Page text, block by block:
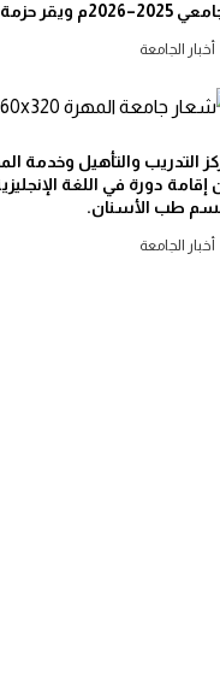
ويقر حزمة من القرارات والتوصيات
أخبار الجامعة
التدريب والتأهيل وخدمة
إقامة دورة في اللغة
طب الأسنان.
أخبار الجامعة